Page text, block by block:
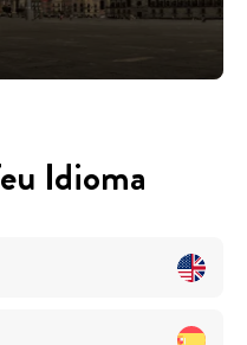
Idioma